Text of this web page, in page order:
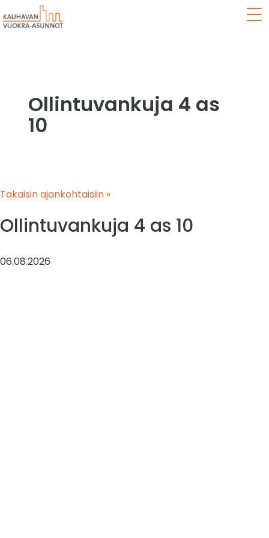
Ollintuvankuja 4 as
10
Takaisin ajankohtaisiin »
Ollintuvankuja 4 as 10
06.08.2026